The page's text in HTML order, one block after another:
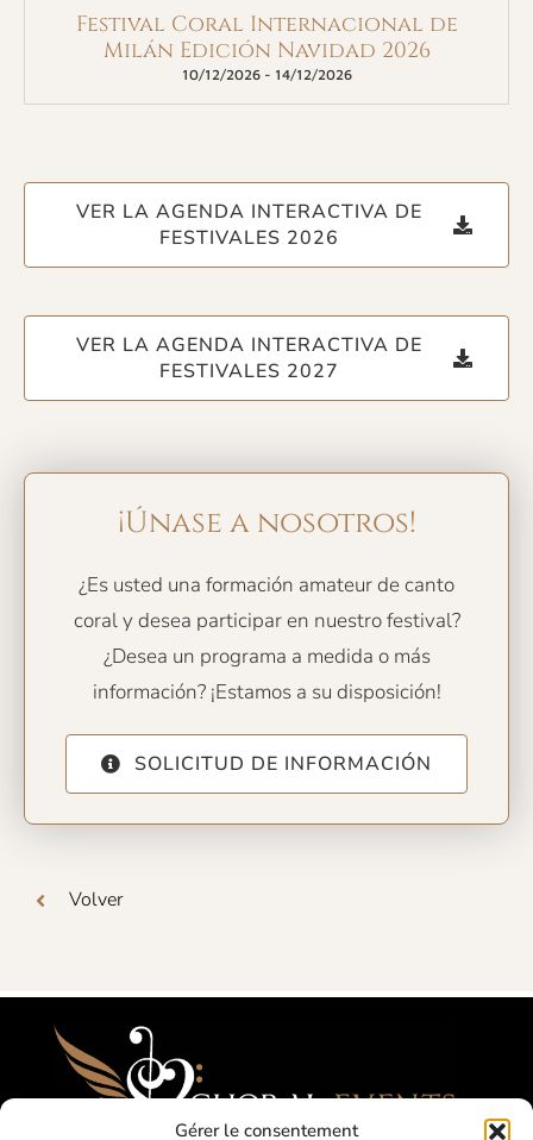
Gérer le consentement
Festival Coral Internacional de
Milán Edición Navidad 2026
10/12/2026- 14/12/2026
VER LA AGENDA INTERACTIVA DE
FESTIVALES 2026
VER LA AGENDA INTERACTIVA DE
FESTIVALES 2027
¡Únase a nosotros!
¿Es usted una formación amateur de canto
coral y desea participar en nuestro festival?
¿Desea un programa a medida o más
información? ¡Estamos a su disposición!
SOLICITUD DE INFORMACIÓN
Volver